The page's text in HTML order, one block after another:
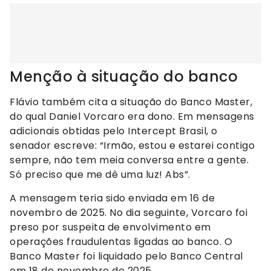
Menção à situação do banco
Flávio também cita a situação do Banco Master,
do qual Daniel Vorcaro era dono. Em mensagens
adicionais obtidas pelo Intercept Brasil, o
senador escreve: “Irmão, estou e estarei contigo
sempre, não tem meia conversa entre a gente.
Só preciso que me dê uma luz! Abs”.
A mensagem teria sido enviada em 16 de
novembro de 2025. No dia seguinte, Vorcaro foi
preso por suspeita de envolvimento em
operações fraudulentas ligadas ao banco. O
Banco Master foi liquidado pelo Banco Central